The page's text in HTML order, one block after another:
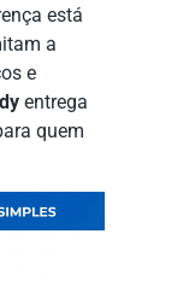
está
a
e
entrega
quem